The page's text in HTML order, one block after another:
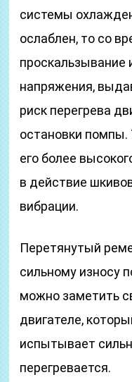
системы
ослаблен, то со
проскальзывание
напряжения,
риск перегрева
остановки помпы.
его более
в действие
вибрации.
Перетянутый
сильному износу
можно заметить
двигателе,
испытывает
перегревается.